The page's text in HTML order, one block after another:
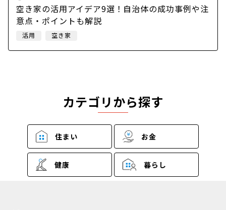
空き家の活用アイデア9選！自治体の成功事例や注
意点・ポイントも解説
活用 空き家
カテゴリから探す
住まい お金
健康 暮らし